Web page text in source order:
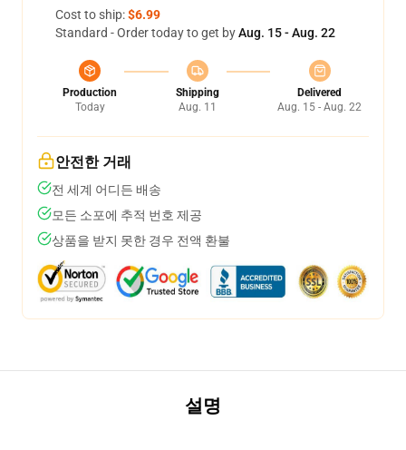
Cost to ship:$6.99
Standard - Order today to get byAug. 15 - Aug. 22
Production
Today
Shipping
Aug. 11
Delivered
Aug. 15 - Aug. 22
안전한 거래
전 세계 어디든 배송
모든 소포에 추적 번호 제공
상품을 받지 못한 경우 전액 환불
설명